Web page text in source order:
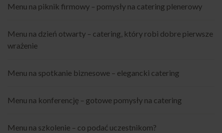
Menu na piknik firmowy – pomysły na catering plenerowy
Menu na dzień otwarty – catering, który robi dobre pierwsze
wrażenie
Menu na spotkanie biznesowe – elegancki catering
Menu na konferencję – gotowe pomysły na catering
Menu na szkolenie – co podać uczestnikom?